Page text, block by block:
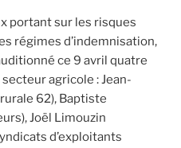
portant sur les risques
régimes d’indemnisation,
ce 9 avril quatre
agricole : Jean-
62), Baptiste
Joël Limouzin
d’exploitants